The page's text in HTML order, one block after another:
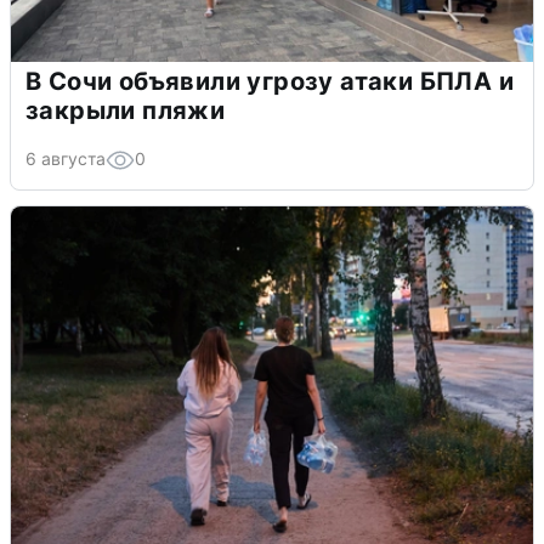
В Сочи объявили угрозу атаки БПЛА и
закрыли пляжи
6 августа 0